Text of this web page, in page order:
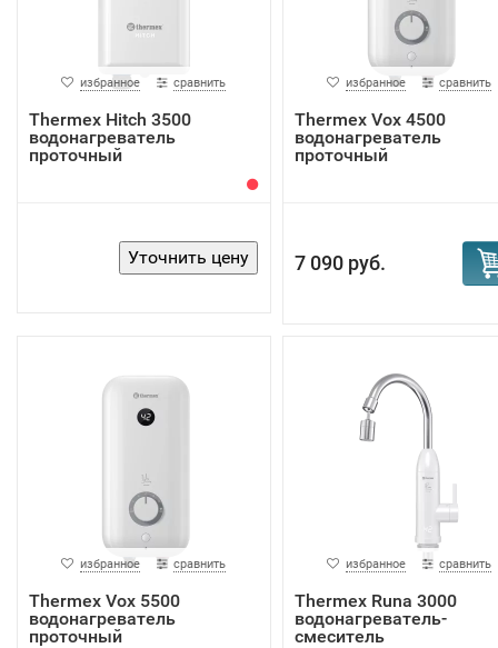
избранное сравнить
Thermex Hitch 3500
водонагреватель
проточный
избранное сравнить
Thermex Vox 4500
водонагреватель
проточный
7 090 руб.
избранное сравнить
Thermex Vox 5500
водонагреватель
проточный
избранное сравнить
Thermex Runa 3000
водонагреватель-
смеситель